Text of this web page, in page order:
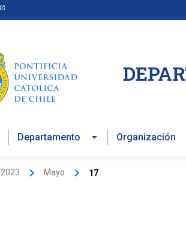
Departamento Organización
2023 Mayo 17